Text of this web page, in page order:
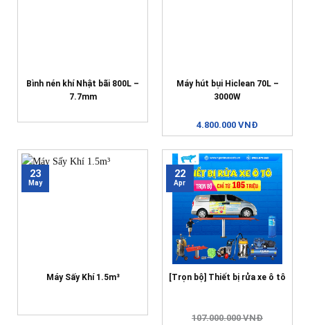
Bình nén khí Nhật bãi 800L –
7.7mm
Máy hút bụi Hiclean 70L –
3000W
4.800.000 VNĐ
Máy Sấy Khí 1.5m³
23
May
[Trọn bộ] Thiết bị rửa xe ô tô
22
Apr
107.000.000 VNĐ